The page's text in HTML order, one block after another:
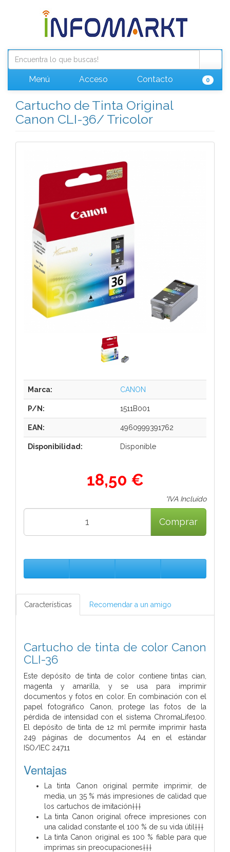
Menú Acceso Contacto 0
Cartucho de Tinta Original
Canon CLI-36/ Tricolor
Marca: CANON
P/N: 1511B001
EAN: 4960999391762
Disponibilidad: Disponible
18,50 €
*IVA Incluido
Comprar
Características Recomendar a un amigo
Cartucho de tinta de color Canon
CLI-36
Este depósito de tinta de color contiene tintas cian,
magenta y amarilla, y se usa para imprimir
documentos y fotos en color. En combinación con el
papel fotográfico Canon, protege las fotos de la
pérdida de intensidad con el sistema ChromaLife100.
El depósito de tinta de 12 ml permite imprimir hasta
249 páginas de documentos A4 en el estándar
ISO/IEC 24711
Ventajas
La tinta Canon original permite imprimir, de
media, un 35 % más impresiones de calidad que
los cartuchos de imitación†††
La tinta Canon original ofrece impresiones con
una calidad constante el 100 % de su vida útil†††
La tinta Canon original es 100 % fiable para que
imprimas sin preocupaciones†††